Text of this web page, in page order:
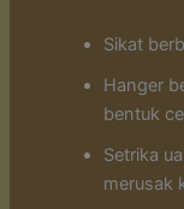
Sikat
Hanger
bentuk
Setrika
merusak